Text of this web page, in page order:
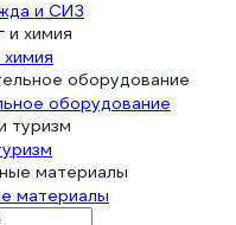
и СИЗ
химия
оборудование
материалы